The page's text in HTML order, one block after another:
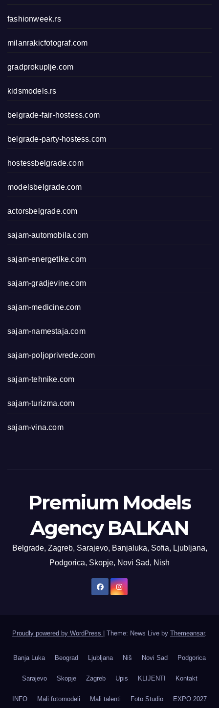
fashionweek.rs
milanrakicfotograf.com
gradprokuplje.com
kidsmodels.rs
belgrade-fair-hostess.com
belgrade-party-hostess.com
hostessbelgrade.com
modelsbelgrade.com
actorsbelgrade.com
sajam-automobila.com
sajam-energetike.com
sajam-gradjevine.com
sajam-medicine.com
sajam-namestaja.com
sajam-poljoprivrede.com
sajam-tehnike.com
sajam-turizma.com
sajam-vina.com
Premium Models
Agency BALKAN
Belgrade, Zagreb, Sarajevo, Banjaluka, Sofia, Ljubljana,
Podgorica, Skopje, Novi Sad, Nish
Proudly powered by WordPress Theme: News Live by Themeansar.
Banja Luka Beograd Ljubljana Niš Novi Sad Podgorica
Sarajevo Skopje Zagreb Upis KLIJENTI Kontakt
INFO Mali fotomodeli Mali talenti Foto Studio EXPO 2027